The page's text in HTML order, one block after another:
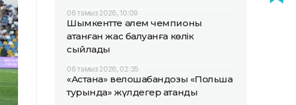
06 тамыз 2026, 10:09
Шымкентте әлем чемпионы
атанған жас балуанға көлік
сыйлады
06 тамыз 2026, 02:35
«Астана» велошабандозы «Польша
турында» жүлдегер атанды